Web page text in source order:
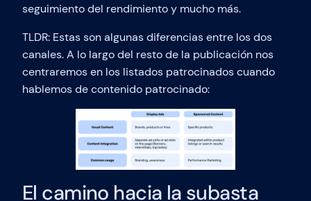
seguimiento del rendimiento y mucho más.
TLDR: Estas son algunas diferencias entre los dos
canales. A lo largo del resto de la publicación nos
centraremos en los listados patrocinados cuando
hablemos de contenido patrocinado:
El camino hacia la subasta